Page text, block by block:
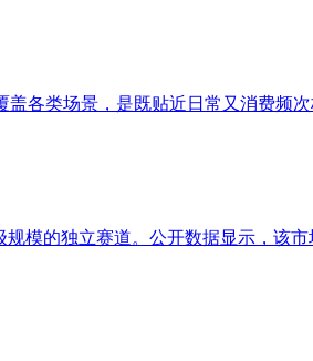
各类场景，是既贴近日常又消费频
模的独立赛道。公开数据显示，该